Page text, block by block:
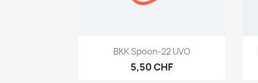
Aperçu rapide
BKK Spoon-22 UVO
5,50 CHF